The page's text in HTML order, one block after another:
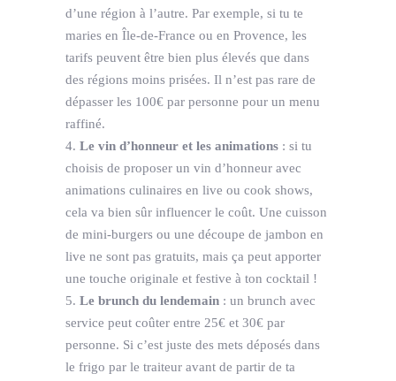
d’une région à l’autre. Par exemple, si tu te
maries en Île-de-France ou en Provence, les
tarifs peuvent être bien plus élevés que dans
des régions moins prisées. Il n’est pas rare de
dépasser les 100€ par personne pour un menu
raffiné.
Le vin d’honneur et les animations : si tu
choisis de proposer un vin d’honneur avec
animations culinaires en live ou cook shows,
cela va bien sûr influencer le coût. Une cuisson
de mini-burgers ou une découpe de jambon en
live ne sont pas gratuits, mais ça peut apporter
une touche originale et festive à ton cocktail !
Le brunch du lendemain : un brunch avec
service peut coûter entre 25€ et 30€ par
personne. Si c’est juste des mets déposés dans
le frigo par le traiteur avant de partir de ta